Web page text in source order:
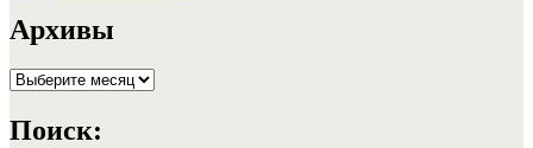
Архивы
Архивы
Поиск: